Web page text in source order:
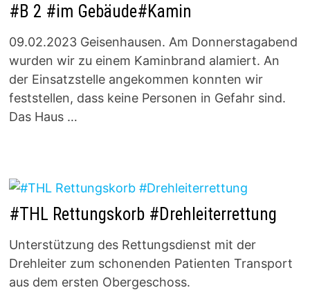
#B 2 #im Gebäude#Kamin
09.02.2023 Geisenhausen. Am Donnerstagabend
wurden wir zu einem Kaminbrand alamiert. An
der Einsatzstelle angekommen konnten wir
feststellen, dass keine Personen in Gefahr sind.
Das Haus …
#THL Rettungskorb #Drehleiterrettung
Unterstützung des Rettungsdienst mit der
Drehleiter zum schonenden Patienten Transport
aus dem ersten Obergeschoss.